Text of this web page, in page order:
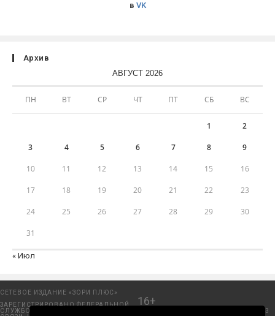
в VK
Архив
АВГУСТ 2026
ПН ВТ СР ЧТ ПТ СБ ВС
1 2
3 4 5 6 7 8 9
10 11 12 13 14 15 16
17 18 19 20 21 22 23
24 25 26 27 28 29 30
31
« Июл
СЕТЕВОЕ ИЗДАНИЕ «ЗОРИ ПЛЮС»
ЗАРЕГИСТРИРОВАНО ФЕДЕРАЛЬНОЙ
СЛУЖБОЙ ПО НАДЗОРУ В СФЕРЕ
16+
Добрянский городской портал. © 2006 - 2023